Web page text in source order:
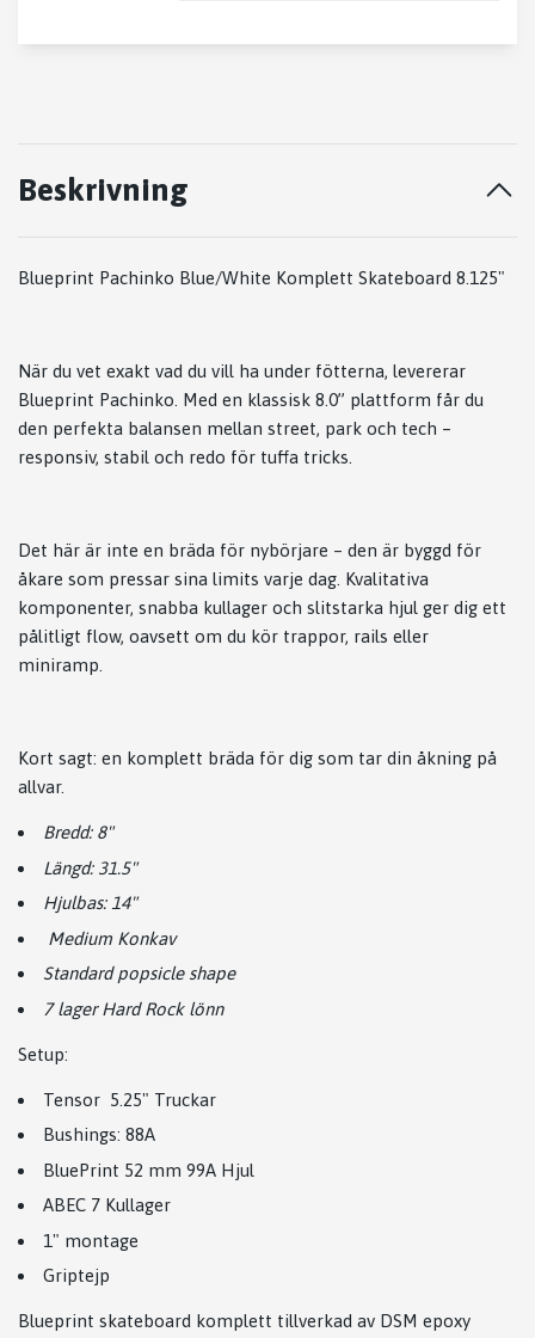
Beskrivning
Blueprint Pachinko Blue/White Komplett Skateboard 8.125"
När du vet exakt vad du vill ha under fötterna, levererar
Blueprint Pachinko. Med en klassisk 8.0” plattform får du
den perfekta balansen mellan street, park och tech –
responsiv, stabil och redo för tuffa tricks.
Det här är inte en bräda för nybörjare – den är byggd för
åkare som pressar sina limits varje dag. Kvalitativa
komponenter, snabba kullager och slitstarka hjul ger dig ett
pålitligt flow, oavsett om du kör trappor, rails eller
miniramp.
Kort sagt: en komplett bräda för dig som tar din åkning på
allvar.
Bredd: 8"
Längd: 31.5"
Hjulbas: 14"
Medium Konkav
Standard popsicle shape
7 lager Hard Rock lönn
Setup:
Tensor 5.25" Truckar
Bushings: 88A
BluePrint 52 mm 99A Hjul
ABEC 7 Kullager
1" montage
Griptejp
Blueprint skateboard komplett tillverkad av DSM epoxy